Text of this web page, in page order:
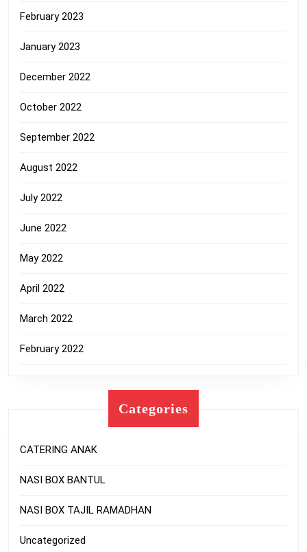
February 2023
January 2023
December 2022
October 2022
September 2022
August 2022
July 2022
June 2022
May 2022
April 2022
March 2022
February 2022
Categories
CATERING ANAK
NASI BOX BANTUL
NASI BOX TAJIL RAMADHAN
Uncategorized